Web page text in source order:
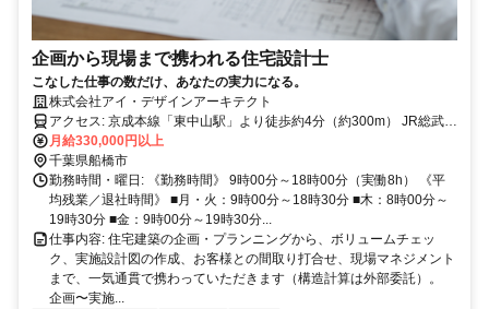
企画から現場まで携われる住宅設計士
こなした仕事の数だけ、あなたの実力になる。
株式会社アイ・デザインアーキテクト
アクセス: 京成本線「東中山駅」より徒歩約4分（約300m） JR総武線
「下総中山駅」より徒歩約9分（約700m） 京成本線「京成中山駅」
より徒歩約8～9分（約670m）
月給330,000円以上
千葉県船橋市
勤務時間・曜日: 《勤務時間》 9時00分～18時00分（実働8h） 《平
均残業／退社時間》 ■月・火：9時00分～18時30分 ■木：8時00分～
19時30分 ■金：9時00分～19時30分...
仕事内容: 住宅建築の企画・プランニングから、ボリュームチェッ
ク、実施設計図の作成、お客様との間取り打合せ、現場マネジメント
まで、一気通貫で携わっていただきます（構造計算は外部委託）。
企画〜実施...